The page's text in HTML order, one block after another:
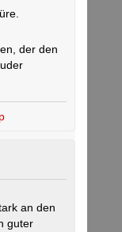
der den
an den
guter